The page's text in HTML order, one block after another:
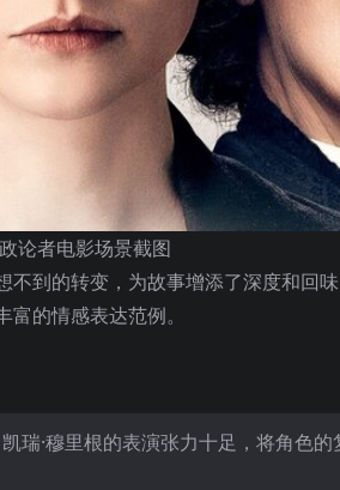
论者电影场景截图
不到的转变，为故事增添了深度和回
的情感表达范例。
·穆里根的表演张力十足，将角色